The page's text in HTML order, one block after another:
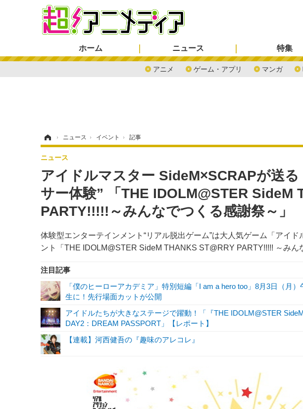
ホーム ニュース
アニメ ゲーム・アプリ マンガ
特集
› ニュース › イベント › 記事
アイドルマスター SideM×SCRAPが送
サー体験” 「THE IDOLM@STER SideM
PARTY!!!!!～みんなでつくる感謝祭～」
体験型エンターテインメント“リアル脱出ゲーム”は大人気ゲーム「アイ
ント「THE IDOLM@STER SideM THANKS ST@RRY PARTY!!!!! ～みん
ニュース
注目記事
「僕のヒーローアカデミア」特別短編「I am a hero too」8月3日（月
生に！先行場面カットが公開
アイドルたちが大きなステージで躍動！「『THE IDOLM@STER
DAY2：DREAM PASSPORT」【レポート】
【連載】河西健吾の『趣味のアレコレ』